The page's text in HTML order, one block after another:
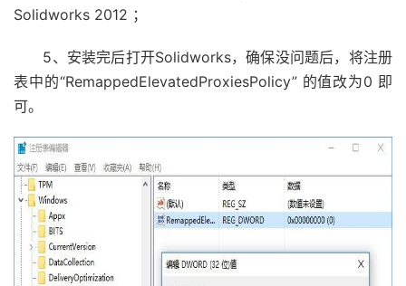
Solidworks 2012 ；
5、安装完后打开Solidworks，确保没问题后，将注册
表中的“RemappedElevatedProxiesPolicy” 的值改为0 即
可。